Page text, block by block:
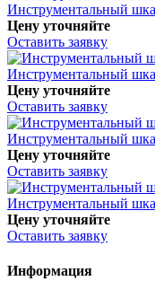
Инструментальный
Цену уточняйте
Оставить заявку
Инструментальный
Цену уточняйте
Оставить заявку
Инструментальный
Цену уточняйте
Оставить заявку
Инструментальный
Цену уточняйте
Оставить заявку
Информация